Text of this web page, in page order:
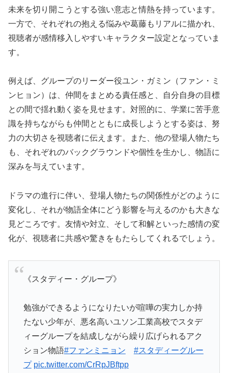
未来を切り開こうとする強い意志と情熱を持っています。
一方で、それぞれの抱える悩みや葛藤もリアルに描かれ、
視聴者が感情移入しやすいキャラクター設定となっていま
す。
例えば、グループのリーダー役ユン・ガミン（ファン・ミ
ンヒョン）は、仲間をまとめる責任感と、自分自身の目標
との間で揺れ動く姿を見せます。対照的に、学業に苦手意
識を持ちながらも仲間とともに成長しようとする姿は、努
力の大切さを視聴者に伝えます。また、他の登場人物たち
も、それぞれのバックグラウンドや個性を生かし、物語に
深みを与えています。
ドラマの進行に伴い、登場人物たちの関係性がどのように
変化し、それが物語全体にどう影響を与えるのかも大きな
見どころです。友情や対立、そして和解といった感情の変
化が、視聴者に共感や驚きをもたらしてくれるでしょう。
《スタディー・グループ》
勉強ができるようになりたいが喧嘩の実力しか持
たない少年が、悪名高いユソン工業高校でスタデ
ィーグループを結成しながら繰り広げられるアク
ション物語#ファンミニョン
#スタディーグルー
プ pic.twitter.com/CrRpJBftpp